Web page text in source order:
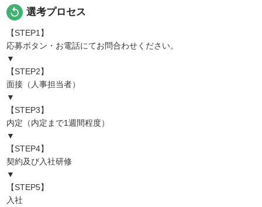
replay 選考プロセス
【STEP1】
応募ボタン・お電話にてお問合わせください。
▼
【STEP2】
面接（人事担当者）
▼
【STEP3】
内定（内定まで1週間程度）
▼
【STEP4】
契約及び入社研修
▼
【STEP5】
入社